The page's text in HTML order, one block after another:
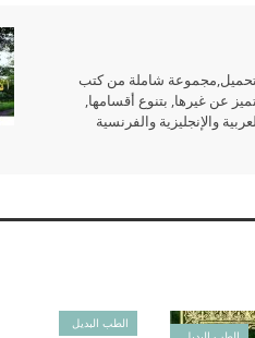
شاملة من كتب
عن غيرها, بتنوع أقسامها,
والإنجليزية والفرنسية
الطب البديل